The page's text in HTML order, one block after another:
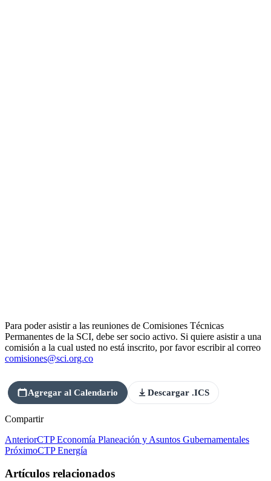
Para poder asistir a las reuniones de Comisiones Técnicas
Permanentes de la SCI, debe ser socio activo. Si quiere asistir a una
comisión a la cual usted no está inscrito, por favor escribir al correo
comisiones@sci.org.co
Agregar al Calendario Descargar .ICS
Compartir
AnteriorCTP Economía Planeación y Asuntos Gubernamentales
PróximoCTP Energía
Artículos relacionados